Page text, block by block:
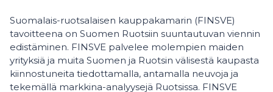
Suomalais-ruotsalaisen kauppakamarin (FINSVE)
tavoitteena on Suomen Ruotsiin suuntautuvan viennin
edistäminen. FINSVE palvelee molempien maiden
yrityksiä ja muita Suomen ja Ruotsin välisestä kaupasta
kiinnostuneita tiedottamalla, antamalla neuvoja ja
tekemällä markkina-analyysejä Ruotsissa. FINSVE